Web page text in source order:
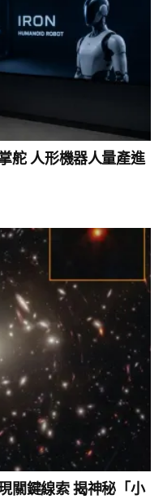
舵 人形機器人量產進
關鍵線索 揭神秘「小